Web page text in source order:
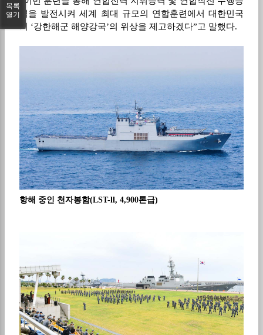
력을 발전시켜 세계 최대 규모의 연합훈련에서 대한민국
의 ‘강한해군 해양강국’의 위상을 제고하겠다”고 말했다.
항해 중인 천자봉함(LST-ll, 4,900톤급)
목록
열기